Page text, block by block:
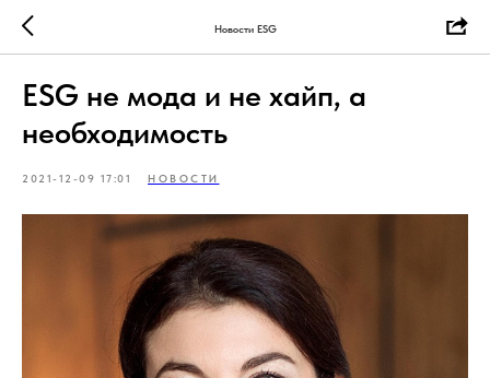
Новости ESG
ESG не мода и не хайп, а
необходимость
2021-12-09 17:01 НОВОСТИ